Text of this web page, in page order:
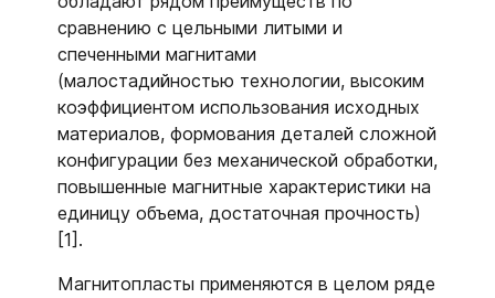
сравнению с цельными литыми и
спеченными магнитами
(малостадийностью технологии, высоким
коэффициентом использования исходных
материалов, формования деталей сложной
конфигурации без механической обработки,
повышенные магнитные характеристики на
единицу объема, достаточная прочность)
[1].
Магнитопласты применяются в целом ряде